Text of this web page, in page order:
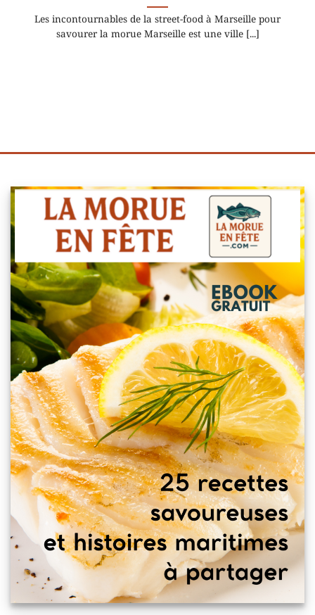
Les incontournables de la street-food à Marseille pour
savourer la morue Marseille est une ville [...]